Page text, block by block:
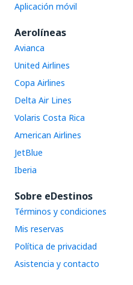
Aplicación móvil
Aerolíneas
Avianca
United Airlines
Copa Airlines
Delta Air Lines
Volaris Costa Rica
American Airlines
JetBlue
Iberia
Sobre eDestinos
Términos y condiciones
Mis reservas
Política de privacidad
Asistencia y contacto